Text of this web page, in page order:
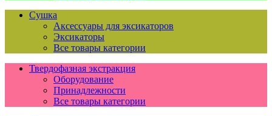
Сушка
Аксессуары для эксикаторов
Эксикаторы
Все товары категории
Твердофазная экстракция
Оборудование
Принадлежности
Все товары категории